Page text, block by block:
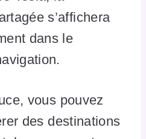
s’affichera
dans le
vous pouvez
des destinations